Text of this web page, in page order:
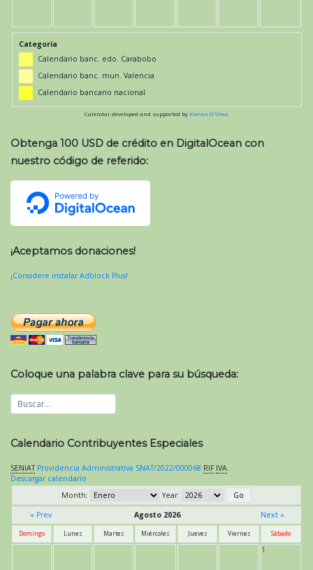
Categoría
Calendario banc. edo. Carabobo
Calendario banc. mun. Valencia
Calendario bancario nacional
Calendar developed and supported by Kieran O'Shea
Obtenga 100 USD de crédito en DigitalOcean con
nuestro código de referido:
¡Aceptamos donaciones!
¡Considere instalar Adblock Plus!
Coloque una palabra clave para su búsqueda:
Calendario Contribuyentes Especiales
SENIAT Providencia Administrativa SNAT/2022/000068 RIF IVA
Descargar calendario
Month:
Year:
« Prev
Agosto 2026 Next »
Domingo Lunes Martes Miércoles Jueves Viernes Sábado
1